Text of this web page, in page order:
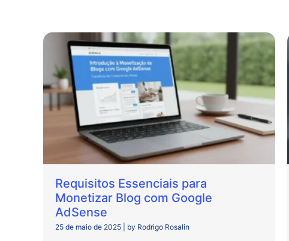
Requisitos Essenciais para
Monetizar Blog com Google
AdSense
25 de maio de 2025 by Rodrigo Rosalin